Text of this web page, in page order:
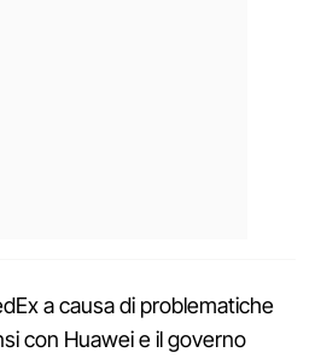
a causa di problematiche
con Huawei e il governo